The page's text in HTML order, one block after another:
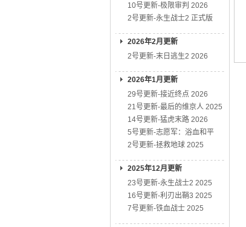
10号更新-极限审判 2026
2号更新-永生战士2 正式版
2026年2月更新
2号更新-末日逃生2 2026
2026年1月更新
29号更新-接近终点 2026
21号更新-最后的维京人 2025
14号更新-猛虎末路 2026
5号更新-志愿军：浴血和平
2号更新-拯救地球 2025
2025年12月更新
23号更新-永生战士2 2025
16号更新-利刃出鞘3 2025
7号更新-铁血战士 2025